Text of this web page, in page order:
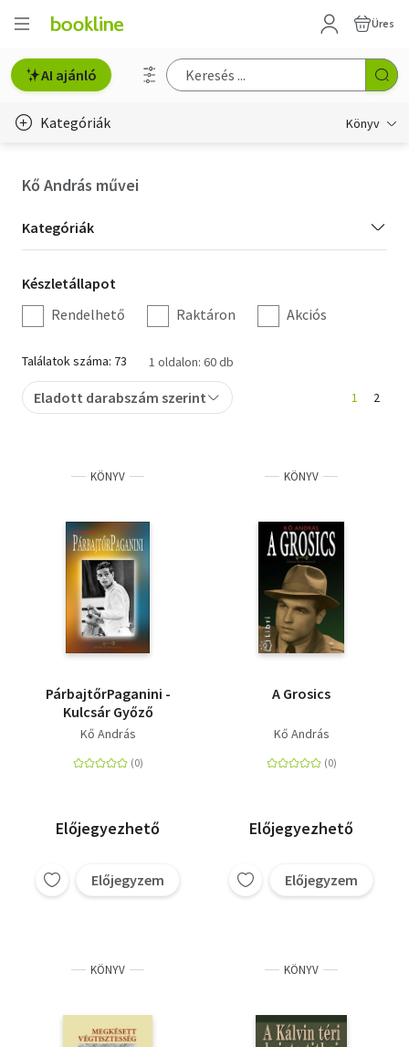
Üres
AI ajánló
Kategóriák Könyv
Hobbi, szabadidő
Irodalom
Művészet
Szakkönyv
Tankönyv, segédkönyv
Társadalomtudomány
Természettudomány
Történelem
Kő András művei
Kategória
szűrés
Kategóriák
Készletállapot
szűrés
Készletállapot
Rendelhető
Raktáron Akciós
Találatok száma: 73 1 oldalon: 60 db
Eladott darabszám szerint 1 2
KÖNYV
PárbajtőrPaganini -
Kulcsár Győző
Kő András
Előjegyezhető
Előjegyzem
KÖNYV
A Grosics
Kő András
Előjegyezhető
Előjegyzem
KÖNYV KÖNYV